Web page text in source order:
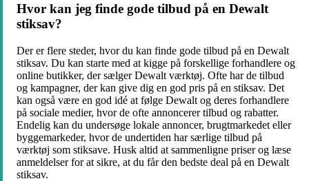
Hvor kan jeg finde gode tilbud på en Dewalt
stiksav?
Der er flere steder, hvor du kan finde gode tilbud på en Dewalt
stiksav. Du kan starte med at kigge på forskellige forhandlere og
online butikker, der sælger Dewalt værktøj. Ofte har de tilbud
og kampagner, der kan give dig en god pris på en stiksav. Det
kan også være en god idé at følge Dewalt og deres forhandlere
på sociale medier, hvor de ofte annoncerer tilbud og rabatter.
Endelig kan du undersøge lokale annoncer, brugtmarkedet eller
byggemarkeder, hvor de undertiden har særlige tilbud på
værktøj som stiksave. Husk altid at sammenligne priser og læse
anmeldelser for at sikre, at du får den bedste deal på en Dewalt
stiksav.